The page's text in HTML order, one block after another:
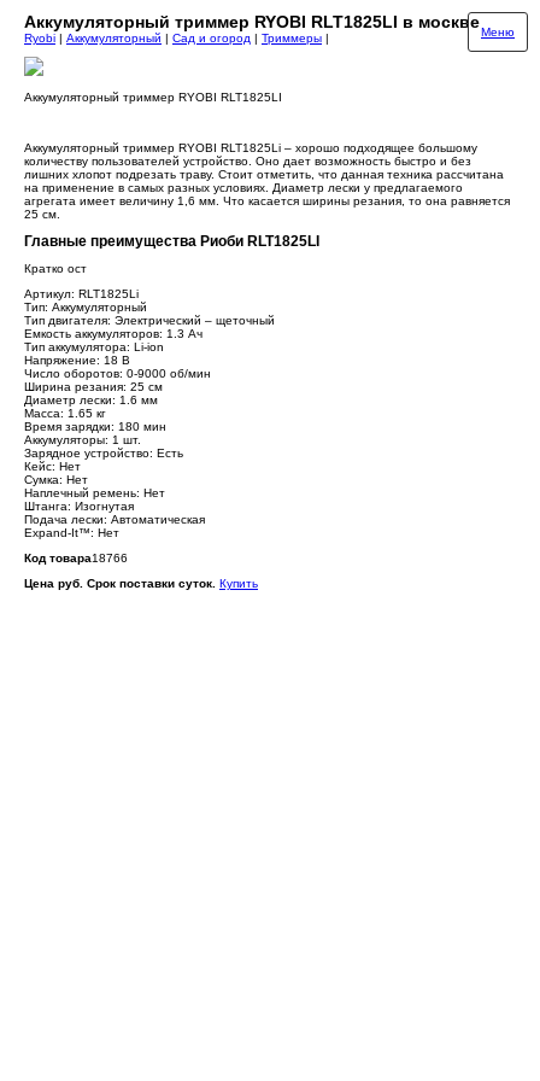
Аккумуляторный триммер RYOBI RLT1825LI в москве
Меню
Ryobi | Аккумуляторный | Сад и огород | Триммеры |
Аккумуляторный триммер RYOBI RLT1825LI
Аккумуляторный триммер RYOBI RLT1825Li – хорошо подходящее большому
количеству пользователей устройство. Оно дает возможность быстро и без
лишних хлопот подрезать траву. Стоит отметить, что данная техника рассчитана
на применение в самых разных условиях. Диаметр лески у предлагаемого
агрегата имеет величину 1,6 мм. Что касается ширины резания, то она равняется
25 см.
Главные преимущества Риоби RLT1825LI
Кратко ост
Артикул: RLT1825Li
Тип: Аккумуляторный
Тип двигателя: Электрический – щеточный
Емкость аккумуляторов: 1.3 Ач
Тип аккумулятора: Li-ion
Напряжение: 18 В
Число оборотов: 0-9000 об/мин
Ширина резания: 25 см
Диаметр лески: 1.6 мм
Масса: 1.65 кг
Время зарядки: 180 мин
Аккумуляторы: 1 шт.
Зарядное устройство: Есть
Кейс: Нет
Сумка: Нет
Наплечный ремень: Нет
Штанга: Изогнутая
Подача лески: Автоматическая
Expand-It™: Нет
Код товара18766
Цена руб. Срок поставки суток. Купить